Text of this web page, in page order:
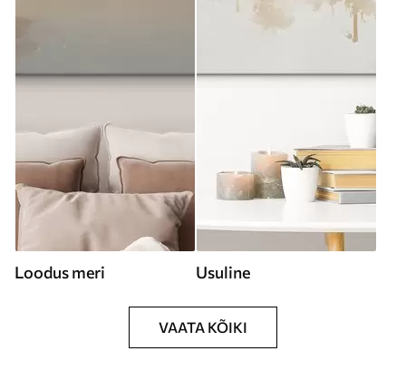
Loodus meri Usuline
VAATA KÕIKI